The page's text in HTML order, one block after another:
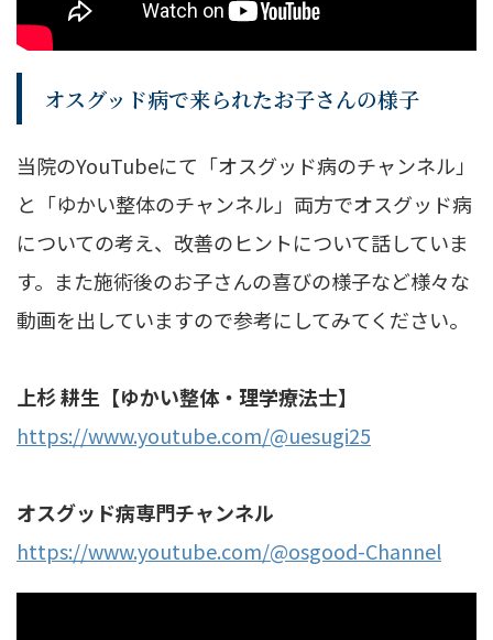
オスグッド病で来られたお子さんの様子
当院のYouTubeにて「オスグッド病のチャンネル」
と「ゆかい整体のチャンネル」両方でオスグッド病
についての考え、改善のヒントについて話していま
す。また施術後のお子さんの喜びの様子など様々な
動画を出していますので参考にしてみてください。
上杉 耕生【ゆかい整体・理学療法士】
https://www.youtube.com/@uesugi25
オスグッド病専門チャンネル
https://www.youtube.com/@osgood-Channel